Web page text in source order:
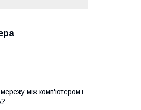
між комп'ютером і